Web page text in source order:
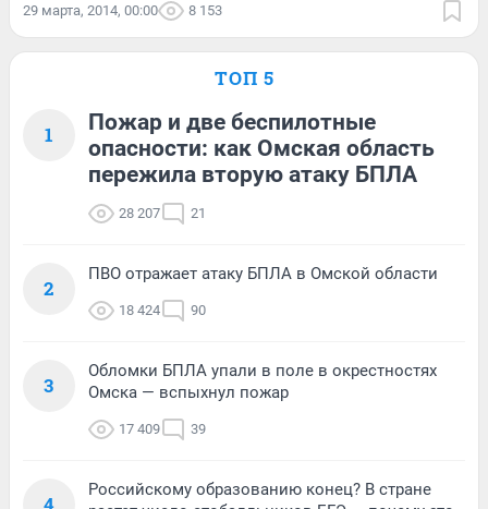
29 марта, 2014, 00:00 8 153
ТОП 5
1
Пожар и две беспилотные
опасности: как Омская область
пережила вторую атаку БПЛА
28 207 21
2
ПВО отражает атаку БПЛА в Омской области
18 424 90
3
Обломки БПЛА упали в поле в окрестностях
Омска — вспыхнул пожар
17 409 39
Российскому образованию конец? В стране